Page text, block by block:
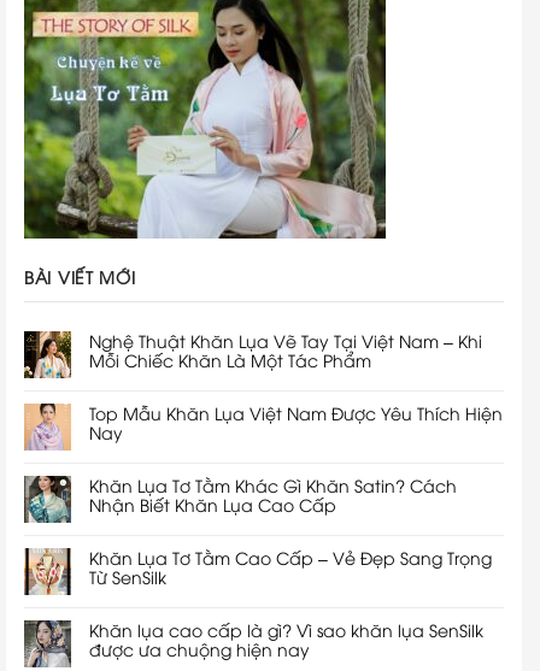
BÀI VIẾT MỚI
Nghệ Thuật Khăn Lụa Vẽ Tay Tại Việt Nam – Khi
Mỗi Chiếc Khăn Là Một Tác Phẩm
Top Mẫu Khăn Lụa Việt Nam Được Yêu Thích Hiện
Nay
Khăn Lụa Tơ Tằm Khác Gì Khăn Satin? Cách
Nhận Biết Khăn Lụa Cao Cấp
Khăn Lụa Tơ Tằm Cao Cấp – Vẻ Đẹp Sang Trọng
Từ SenSilk
Khăn lụa cao cấp là gì? Vì sao khăn lụa SenSilk
được ưa chuộng hiện nay